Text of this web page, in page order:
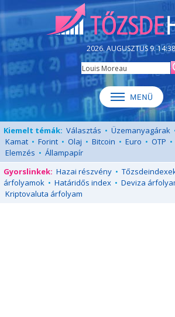
2026. AUGUSZTUS 9. 14:38
Kiemelt témák: Választás • Üzemanyagárak
Kamat • Forint • Olaj • Bitcoin • Euro • OTP •
Elemzés • Állampapír
Gyorslinkek: Hazai részvény •
árfolyamok • Határidős index • Deviza
Kriptovaluta árfolyam